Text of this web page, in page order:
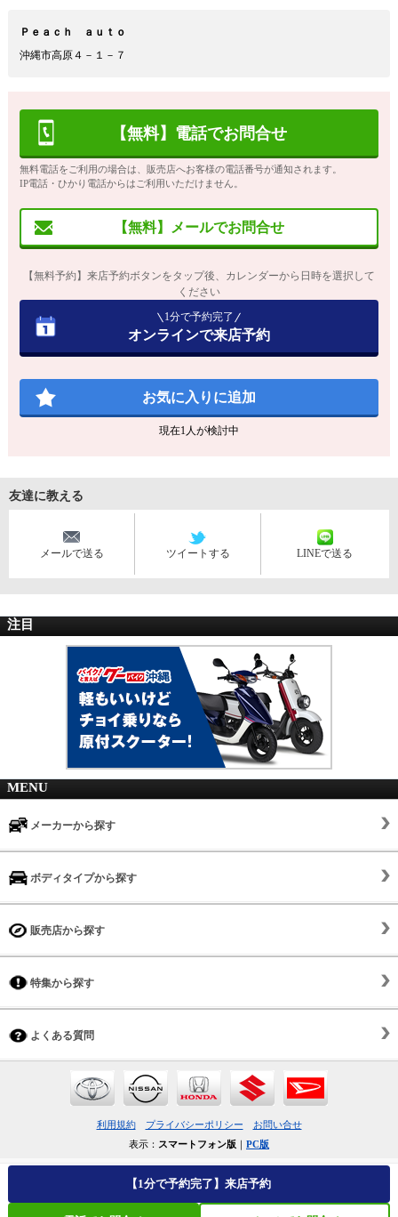
Ｐｅａｃｈ ａｕｔｏ
沖縄市高原４－１－７
【無料】電話でお問合せ
無料電話をご利用の場合は、販売店へお客様の電話番号が通知されます。
IP電話・ひかり電話からはご利用いただけません。
【無料】メールでお問合せ
【無料予約】来店予約ボタンをタップ後、カレンダーから日時を選択して
ください
1分で予約完了
オンラインで来店予約
お気に入りに追加
現在1人が検討中
友達に教える
メールで送る ツイートする LINEで送る
【1分で予約完了】来店予約
注目
MENU
メーカーから探す
ボディタイプから探す
販売店から探す
特集から探す
よくある質問
利用規約 プライバシーポリシー
お問い合せ
表示： スマートフォン版 PC版